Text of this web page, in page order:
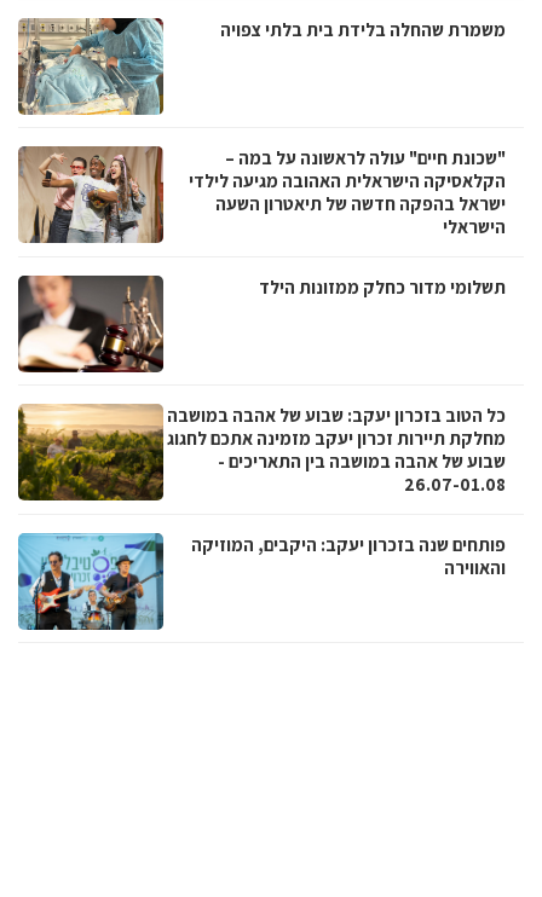
משמרת שהחלה בלידת בית בלתי צפויה
"שכונת חיים" עולה לראשונה על במה –
הקלאסיקה הישראלית האהובה מגיעה לילדי
ישראל בהפקה חדשה של תיאטרון השעה
הישראלי
תשלומי מדור כחלק ממזונות הילד
כל הטוב בזכרון יעקב: שבוע של אהבה במושבה
מחלקת תיירות זכרון יעקב מזמינה אתכם לחגוג
שבוע של אהבה במושבה בין התאריכים -
26.07-01.08
פותחים שנה בזכרון יעקב: היקבים, המוזיקה
והאווירה